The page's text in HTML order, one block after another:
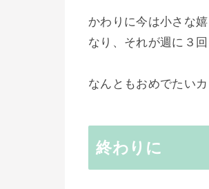
かわりに今は小さな
なり、それが週に３
なんともおめでたいカ
終わりに